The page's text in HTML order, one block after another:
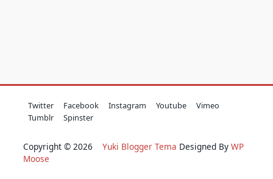
Twitter Facebook Instagram Youtube
Vimeo
Tumblr
Spinster
Copyright © 2026 Yuki Blogger Tema Designed By WP
Moose